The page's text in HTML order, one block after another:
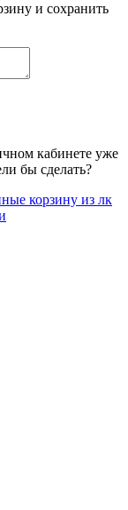
и сохранить
кабинете уже
бы сделать?
корзину из лк